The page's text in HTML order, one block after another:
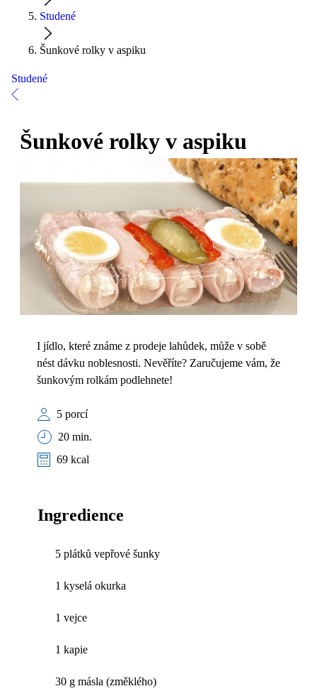
Studené
Šunkové rolky v aspiku
Studené
Šunkové rolky v aspiku
I jídlo, které známe z prodeje lahůdek, může v sobě
nést dávku noblesnosti. Nevěříte? Zaručujeme vám, že
šunkovým rolkám podlehnete!
5 porcí
20 min.
69 kcal
Ingredience
5 plátků vepřové šunky
1 kyselá okurka
1 vejce
1 kapie
30 g másla (změklého)